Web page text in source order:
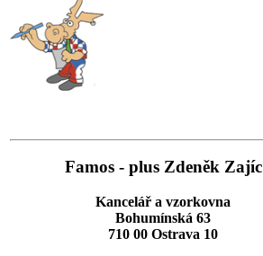
Famos - plus Zdeněk Zajíc
Kancelář a vzorkovna
Bohumínská 63
710 00 Ostrava 10